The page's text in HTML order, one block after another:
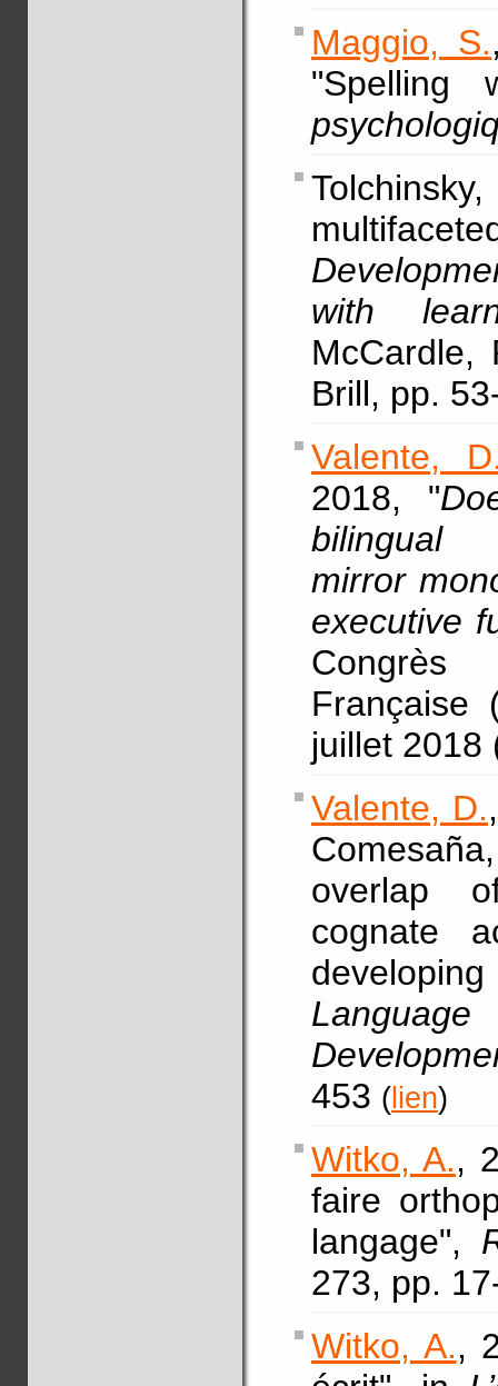
Maggio, S.
"Spelling
with
McCardle,
Brill, pp.
Valente,
2018, "
bilingual
mirror
executive
Française
juillet
Valente, D.
overlap
cognate
453 ( lien)
Witko, A.,
faire
langage",
273, pp.
Witko, A.,